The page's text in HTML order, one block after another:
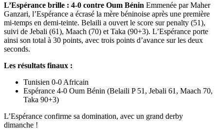
L’Espérance brille : 4-0 contre Oum Bénin Emmenée par Maher
Ganzari, l’Espérance a écrasé la mère béninoise après une première
mi-temps en demi-teinte. Belaili a ouvert le score sur penalty (51),
suivi de Jebali (61), Maach (70) et Taka (90+3). L’Espérance porte
ainsi son total à 30 points, avec trois points d’avance sur les deux
seconds.
Les résultats finaux :
Tunisien 0-0 Africain
Espérance 4-0 Oum Bénin (Belaili P 51, Jebali 61, Maach 70,
Taka 90+3)
L’Espérance confirme sa domination, avec un grand derby
dimanche !